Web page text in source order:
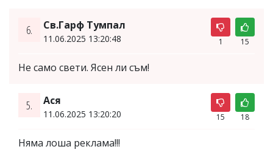
6. Св.Гарф Тумпал
11.06.2025 13:20:48 1 15
Не само свети. Ясен ли съм!
5. Ася
11.06.2025 13:20:20 15 18
Няма лоша реклама!!!